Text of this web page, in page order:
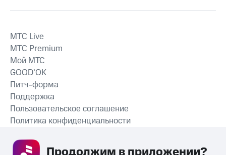
СКАЧАТЬ ПРИЛОЖЕНИЕ
MTС Live
MTС Premium
Мой МТС
GOOD’OK
Питч-форма
Поддержка
Пользовательское соглашение
Политика конфиденциальности